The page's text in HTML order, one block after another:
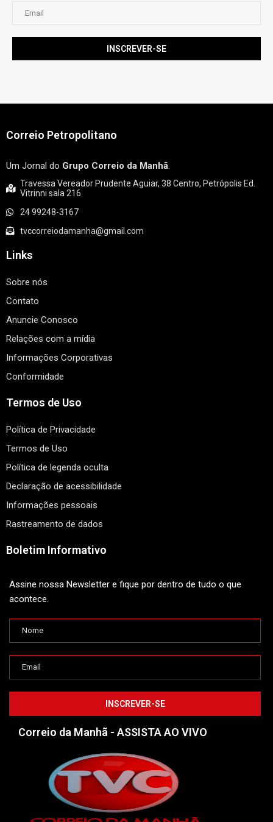
Correio Petropolitano
Um Jornal do Grupo Correio da Manhã.
Travessa Vereador Prudente Aguiar, 38 Centro, Petrópolis Ed.
Vitrinni sala 216
24 99248-3167
tvccorreiodamanha@gmail.com
Links
Sobre nós
Contato
Anuncie Conosco
Relações com a mídia
Informações Corporativas
Conformidade
Termos de Uso
Política de Privacidade
Termos de Uso
Política de legenda oculta
Declaração de acessibilidade
Informações pessoais
Rastreamento de dados
Boletim Informativo
Assine nossa Newsletter e fique por dentro de tudo o que
acontece.
Correio da Manhã - ASSISTA AO VIVO